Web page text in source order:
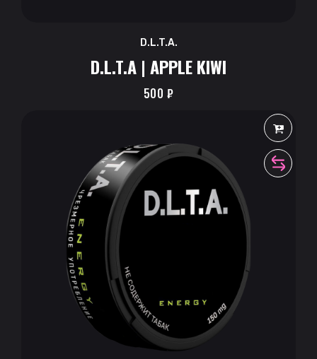
D.L.T.A.
D.L.T.A | APPLE KIWI
500 ₽